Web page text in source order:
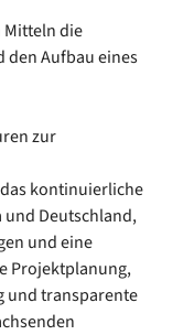
Mitteln die
den Aufbau eines
zur
kontinuierliche
und Deutschland,
und eine
Projektplanung,
und transparente